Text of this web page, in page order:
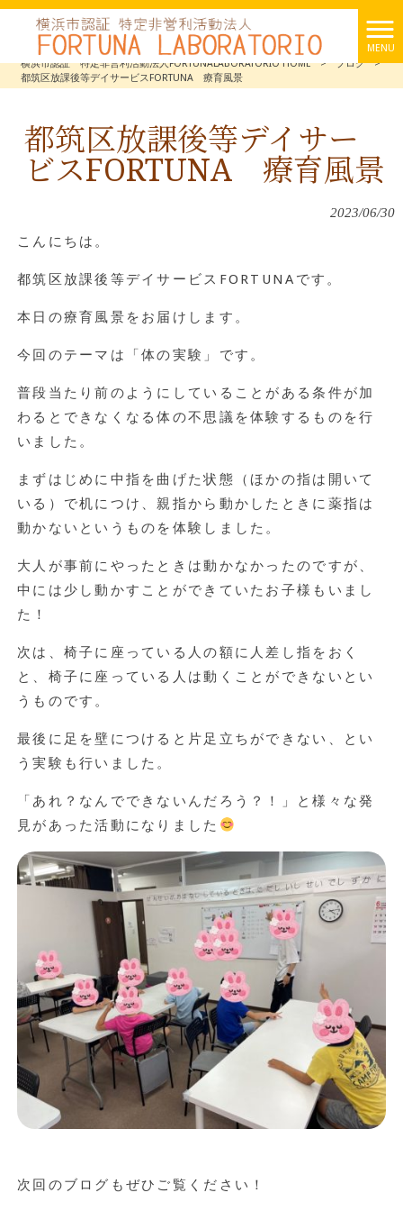
MENU
横浜市認証 特定非営利活動法人FORTUNALABORATORIO HOME
> ブログ
>
都筑区放課後等デイサービスFORTUNA 療育風景
都筑区放課後等デイサー
ビスFORTUNA 療育風景
2023/06/30
こんにちは。
都筑区放課後等デイサービスFORTUNAです。
本日の療育風景をお届けします。
今回のテーマは「体の実験」です。
普段当たり前のようにしていることがある条件が加
わるとできなくなる体の不思議を体験するものを行
いました。
まずはじめに中指を曲げた状態（ほかの指は開いて
いる）で机につけ、親指から動かしたときに薬指は
動かないというものを体験しました。
大人が事前にやったときは動かなかったのですが、
中には少し動かすことができていたお子様もいまし
た！
次は、椅子に座っている人の額に人差し指をおく
と、椅子に座っている人は動くことができないとい
うものです。
最後に足を壁につけると片足立ちができない、とい
う実験も行いました。
「あれ？なんでできないんだろう？！」と様々な発
見があった活動になりました
次回のブログもぜひご覧ください！